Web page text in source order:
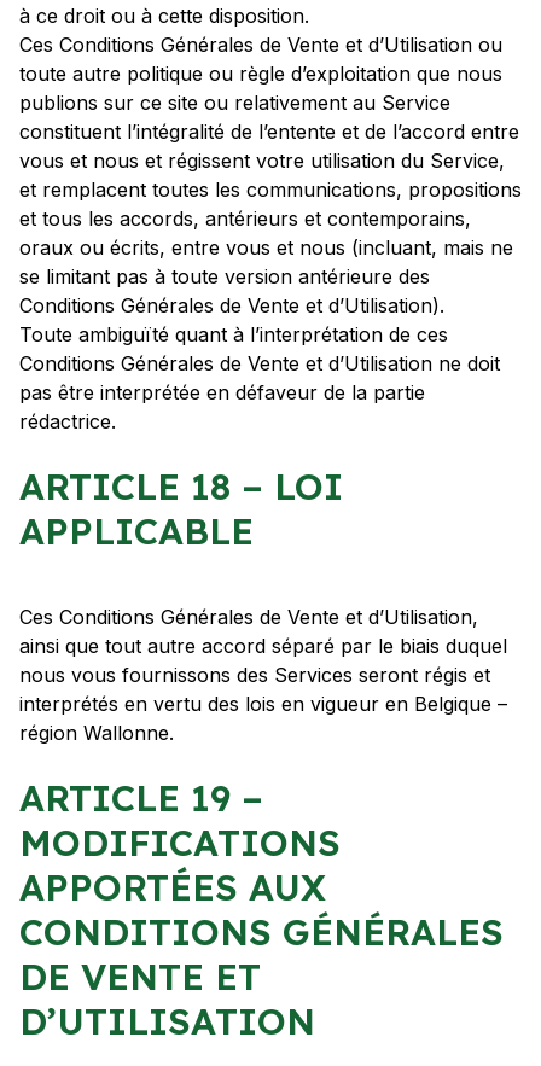
à ce droit ou à cette disposition.
Ces Conditions Générales de Vente et d’Utilisation ou
toute autre politique ou règle d’exploitation que nous
publions sur ce site ou relativement au Service
constituent l’intégralité de l’entente et de l’accord entre
vous et nous et régissent votre utilisation du Service,
et remplacent toutes les communications, propositions
et tous les accords, antérieurs et contemporains,
oraux ou écrits, entre vous et nous (incluant, mais ne
se limitant pas à toute version antérieure des
Conditions Générales de Vente et d’Utilisation).
Toute ambiguïté quant à l’interprétation de ces
Conditions Générales de Vente et d’Utilisation ne doit
pas être interprétée en défaveur de la partie
rédactrice.
ARTICLE 18 – LOI
APPLICABLE
Ces Conditions Générales de Vente et d’Utilisation,
ainsi que tout autre accord séparé par le biais duquel
nous vous fournissons des Services seront régis et
interprétés en vertu des lois en vigueur en Belgique –
région Wallonne.
ARTICLE 19 –
MODIFICATIONS
APPORTÉES AUX
CONDITIONS GÉNÉRALES
DE VENTE ET
D’UTILISATION